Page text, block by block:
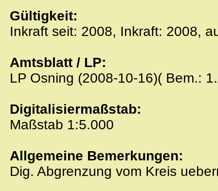
Gültigkeit:
Inkraft seit: 2008, Inkraft: 2008,
Amtsblatt / LP:
LP Osning (2008-10-16)( Bem.:
Digitalisiermaßstab:
Maßstab 1:5.000
Allgemeine Bemerkungen:
Dig. Abgrenzung vom Kreis